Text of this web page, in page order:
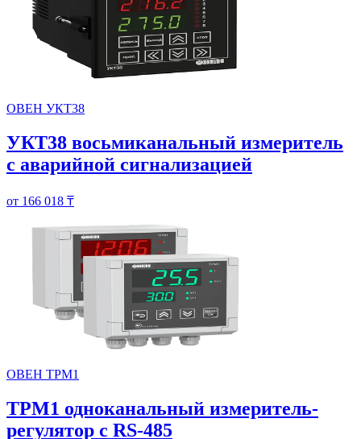
ОВЕН УКТ38
УКТ38 восьмиканальный измеритель
с аварийной сигнализацией
от 166 018 ₸
ОВЕН ТРМ1
ТРМ1 одноканальный измеритель-
регулятор с RS-485